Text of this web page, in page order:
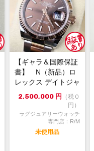
【ギャラ＆国際保証
書】 N（新品）ロ
レックス デイトジャ
スト126231 36m...
2,500,000 円
（税０
円）
ラグジュアリーウォッチ
専門店：R/M
未使用品